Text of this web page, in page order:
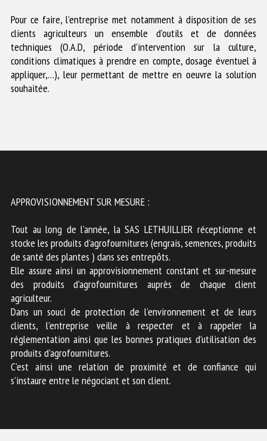
Pour ce faire, l’entreprise met notamment à disposition de ses
clients agriculteurs un ensemble d'outils et de données
techniques (O.A.D, période d’intervention sur la culture,
conditions climatiques à prendre en compte, dosage éventuel à
appliquer,…), leur permettant de mettre en oeuvre la solution
souhaitée.
APPROVISIONNEMENT SUR MESURE :
Tout au long de l'année, la SAS LETHUILLIER réceptionne et
stocke les produits d'agrofournitures (engrais, semences, produits
de santé des plantes ) dans ses entrepôts.
Elle assure ainsi un approvisionnement constant et sur-mesure
des produits d'agrofournitures auprès de chaque client
agriculteur.
Dans un souci de protection de l'environnement et de leurs
clients, l’entreprise veille à respecter et à rappeler la
réglementation ainsi que les bonnes pratiques d’utilisation des
produits d'agrofournitures.
C'est ainsi une relation de proximité et de confiance qui
s'instaure entre le négociant et son client.